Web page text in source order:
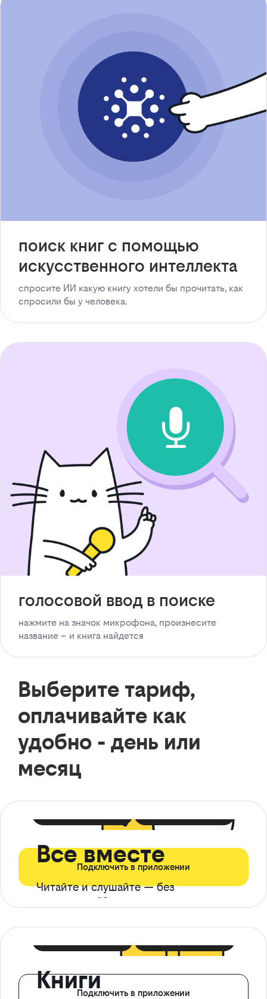
поиск книг с помощью
искусственного интеллекта
спросите ИИ какую книгу хотели бы прочитать, как
спросили бы у человека.
голосовой ввод в поиске
нажмите на значок микрофона, произнесите
название – и книга найдется
Выберите тариф,
оплачивайте как
удобно - день или
месяц
Все вместе
Читайте и слушайте — без
ограничений*
Подключить в приложении
КнигиПодключить в приложении